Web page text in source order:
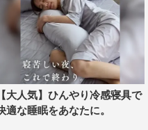
【大人気】ひんやり冷感寝具で
適な睡眠をあなたに。